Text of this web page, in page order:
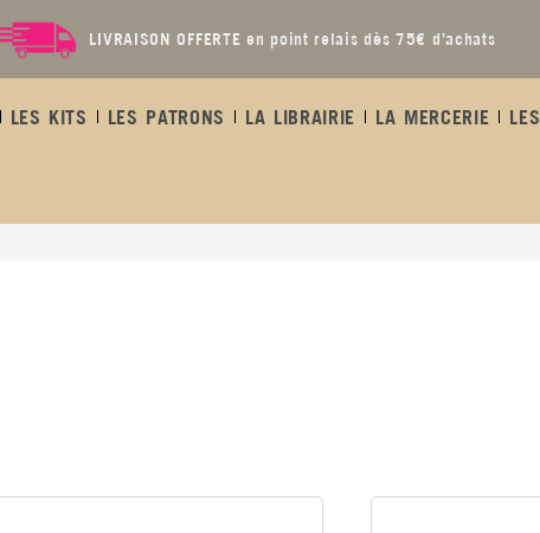
LIVRAISON OFFERTE en point relais dès 75€ d’achats
LES KITS LES PATRONS LA LIBRAIRIE LA MERCERIE